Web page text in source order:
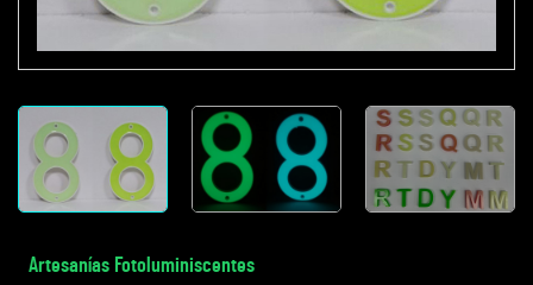
Artesanías Fotoluminiscentes